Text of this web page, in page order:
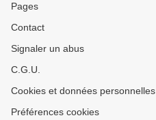
Pages
Contact
Signaler un abus
C.G.U.
Cookies et données personnelles
Préférences cookies